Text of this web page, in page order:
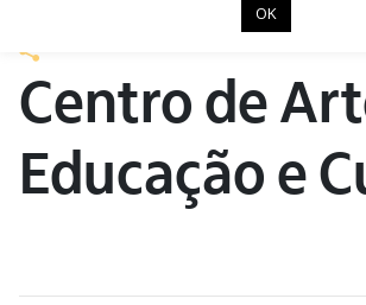
Institucional
Nossas ações
Biblioteca
Centro de
Educação e
OK